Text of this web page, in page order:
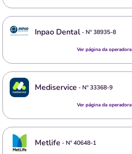
Inpao Dental- Nº38935-8
Ver página da operadora
Mediservice - Nº33368-9
Ver página da operadora
Metlife - Nº40648-1